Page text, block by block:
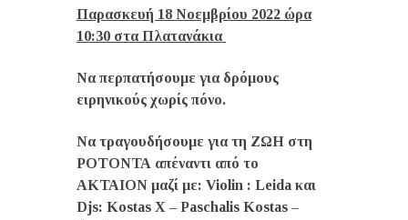
Παρασκευή 18 Νοεμβρίου 2022 ώρα
10:30 στα Πλατανάκια
Να περπατήσουμε για δρόμους
ειρηνικούς χωρίς πόνο.
Να τραγουδήσουμε για τη ΖΩΗ στη
ΡΟΤΟΝΤΑ απέναντι από το
ΑΚΤΑΙΟΝ μαζί με: Violin : Leida και
Djs: Kostas X – Paschalis Kostas –